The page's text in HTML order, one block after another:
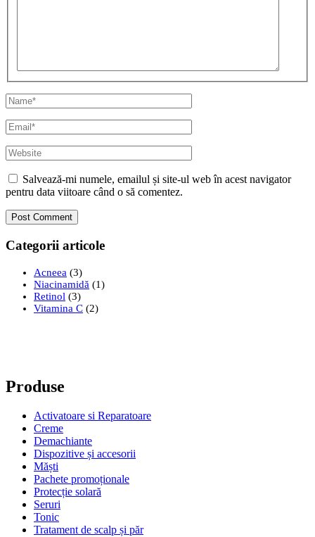
Name*
Email*
Website
Salvează-mi numele, emailul și site-ul web în acest navigator
pentru data viitoare când o să comentez.
Categorii articole
Acneea (3)
Niacinamidă (1)
Retinol (3)
Vitamina C (2)
Produse
Activatoare si Reparatoare
Creme
Demachiante
Dispozitive și accesorii
Măști
Pachete promoționale
Protecție solară
Seruri
Tonic
Tratament de scalp și păr